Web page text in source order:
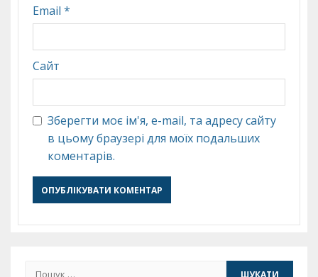
Email *
Сайт
Зберегти моє ім'я, e-mail, та адресу сайту
в цьому браузері для моїх подальших
коментарів.
Пошук: